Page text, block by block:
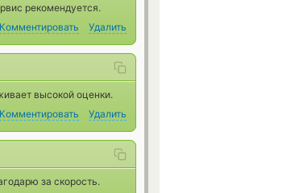
рекомендуется.
Комментировать
Удалить
высокой оценки.
Комментировать
Удалить
за скорость.